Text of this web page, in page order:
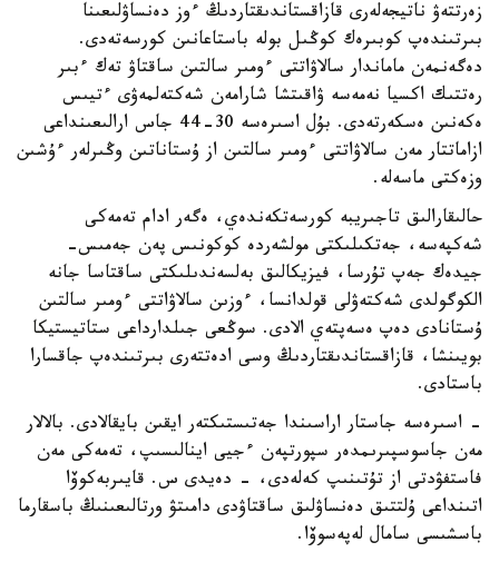
زەرتتەۋ ناتيجەلەرى قازاقستاندىقتاردىڭ ءوز دەنساۋلىعىنا
بىرتىندەپ كوبىرەك كوڭىل بولە باستاعانىن كورسەتەدى.
دەگەنمەن ماماندار سالاۋاتتى ءومىر سالتىن ساقتاۋ تەك ءبىر
رەتتىك اكسيا نەمەسە ۋاقىتشا شارامەن شەكتەلمەۋى ءتيىس
ەكەنىن ەسكەرتەدى. بۇل اسىرەسە 30-44 جاس ارالىعىنداعى
ازاماتتار مەن سالاۋاتتى ءومىر سالتىن از ۇستاناتىن وڭىرلەر ءۇشىن
وزەكتى ماسەلە.
حالىقارالىق تاجىريبە كورسەتكەندەي، ەگەر ادام تەمەكى
شەكپەسە، جەتكىلىكتى مولشەردە كوكونىس پەن جەمىس-
جيدەك جەپ تۇرسا، فيزيكالىق بەلسەندىلىكتى ساقتاسا جانە
الكوگولدى شەكتەۋلى قولدانسا، ءوزىن سالاۋاتتى ءومىر سالتىن
ۇستانادى دەپ ەسەپتەي الادى. سوڭعى جىلدارداعى ستاتيستيكا
بويىنشا، قازاقستاندىقتاردىڭ وسى ادەتتەرى بىرتىندەپ جاقسارا
باستادى.
- اسىرەسە جاستار اراسىندا جەتىستىكتەر ايقىن بايقالادى. بالالار
مەن جاسوسپىرىمدەر سپورتپەن ءجيى اينالىسىپ، تەمەكى مەن
فاستفۋدتى از تۇتىنىپ كەلەدى، - دەيدى س. قايىربەكوۆا
اتىنداعى ۇلتتىق دەنساۋلىق ساقتاۋدى دامىتۋ ورتالىعىنىڭ باسقارما
باسشىسى سامال لەپەسوۆا.